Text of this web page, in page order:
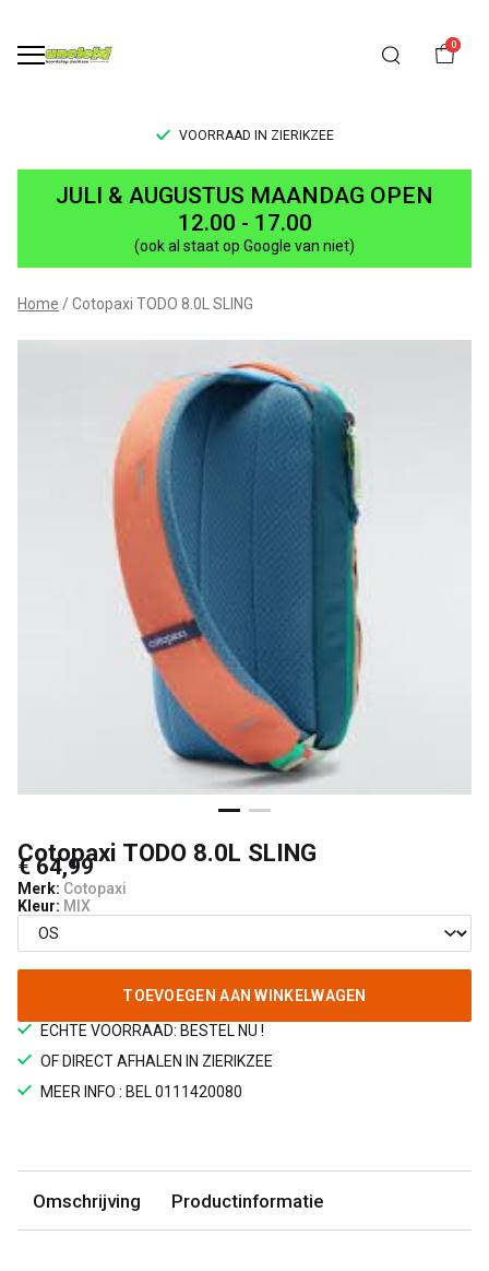
0
VOORRAAD IN ZIERIKZEE
Cotopaxi
8.0L
SLING
UNCLE[S]
Boardshop
JULI & AUGUSTUS MAANDAG OPEN
12.00 - 17.00
(ook al staat op Google van niet)
Home Cotopaxi TODO 8.0L SLING
Cotopaxi TODO 8.0L SLING
€ 64,99
Merk: Cotopaxi
Kleur: MIX
TOEVOEGEN AAN WINKELWAGEN
ECHTE VOORRAAD: BESTEL NU !
OF DIRECT AFHALEN IN ZIERIKZEE
MEER INFO : BEL 0111420080
Omschrijving Productinformatie